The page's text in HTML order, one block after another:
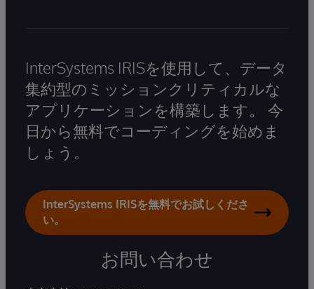
InterSystems IRISを使用して、データ
集約型のミッションクリティカルな
アプリケーションを構築します。 今
日から無料でコーディングを始めま
しょう。
InterSystems IRISを無料でお試しくださ
い。
お問い合わせ